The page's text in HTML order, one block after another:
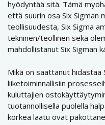
hyödyntää sitä. Tämä
että suurin osa Six
teollisuudesta, Six Sigma
tekninen/teollinen sekä
mahdollistanut Six Sigman
Mikä on saattanut hidastaa
liiketoiminnallisiin
kuluttajien
tuotannollisella puolella
korkea laatu ovat